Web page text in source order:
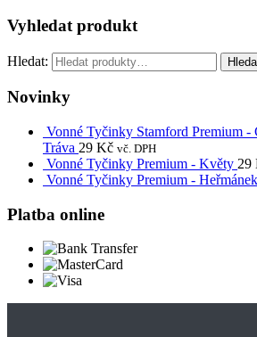
Vyhledat produkt
Hledat:
Novinky
Vonné Tyčinky Stamford Premium -
Tráva 29 Kč vč. DPH
Vonné Tyčinky Premium - Květy 29
Vonné Tyčinky Premium - Heřmánek
Platba online